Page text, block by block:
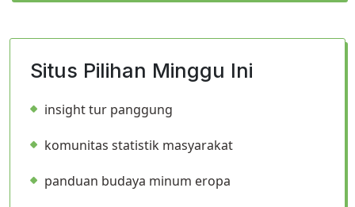
Situs Pilihan Minggu Ini
insight tur panggung
komunitas statistik masyarakat
panduan budaya minum eropa